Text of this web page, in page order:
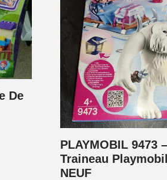
De
PLAYMOBIL 9473
Traineau
NEUF